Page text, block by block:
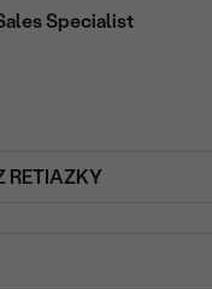
Specialist
RETIAZKY